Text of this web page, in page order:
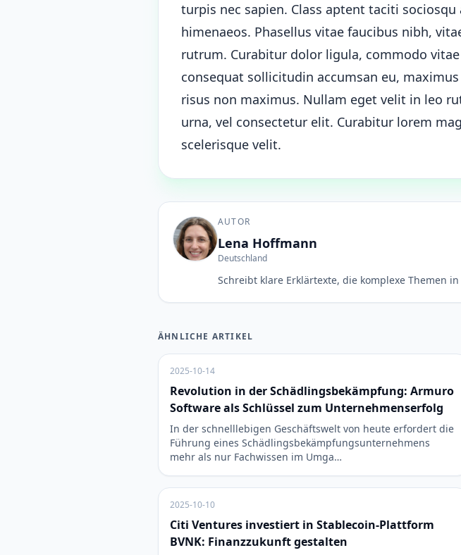
turpis nec sapien. Class aptent taciti
himenaeos. Phasellus vitae faucibus nibh,
rutrum. Curabitur dolor ligula, commodo
consequat sollicitudin accumsan eu,
risus non maximus. Nullam eget velit in leo
urna, vel consectetur elit. Curabitur lorem
scelerisque velit.
AUTOR
Lena Hoffmann
Deutschland
Schreibt klare Erklärtexte, die komplexe Themen
ÄHNLICHE ARTIKEL
2025-10-14
Revolution in der Schädlingsbekämpfung: Armuro
Software als Schlüssel zum Unternehmenserfolg
In der schnelllebigen Geschäftswelt von heute erfordert die
Führung eines Schädlingsbekämpfungsunternehmens
mehr als nur Fachwissen im Umga…
2025-10-10
Citi Ventures investiert in Stablecoin-Plattform
BVNK: Finanzzukunft gestalten